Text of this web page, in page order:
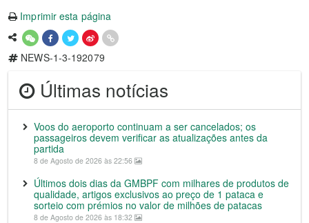
Imprimir esta página
NEWS-1-3-192079
Últimas notícias
Voos do aeroporto continuam a ser cancelados; os
passageiros devem verificar as atualizações antes da
partida
8 de Agosto de 2026 às 22:56
Últimos dois dias da GMBPF com milhares de produtos de
qualidade, artigos exclusivos ao preço de 1 pataca e
sorteio com prémios no valor de milhões de patacas
8 de Agosto de 2026 às 18:32